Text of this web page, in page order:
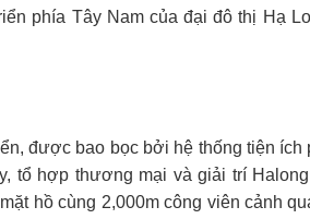
phía Tây Nam của đại đô thị Hạ
được bao bọc bởi hệ thống tiện ích
tổ hợp thương mại và giải trí
hồ cùng 2,000m công viên cảnh